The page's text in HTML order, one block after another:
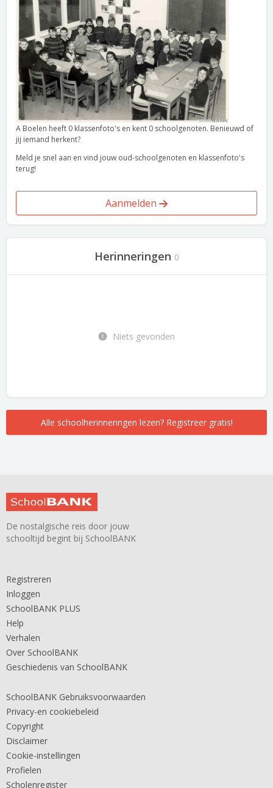
A Boelen heeft 0 klassenfoto's en kent 0 schoolgenoten. Benieuwd of
jij iemand herkent?
Meld je snel aan en vind jouw oud-schoolgenoten en klassenfoto's
terug!
Aanmelden
Herinneringen 0
Niets gevonden
Alle schoolherinneringen lezen? Registreer gratis!
De nostalgische reis door jouw
schooltijd begint bij SchoolBANK
Registreren
Inloggen
SchoolBANK PLUS
Help
Verhalen
Over SchoolBANK
Geschiedenis van SchoolBANK
SchoolBANK Gebruiksvoorwaarden
Privacy-en cookiebeleid
Copyright
Disclaimer
Cookie-instellingen
Profielen
Scholenregister